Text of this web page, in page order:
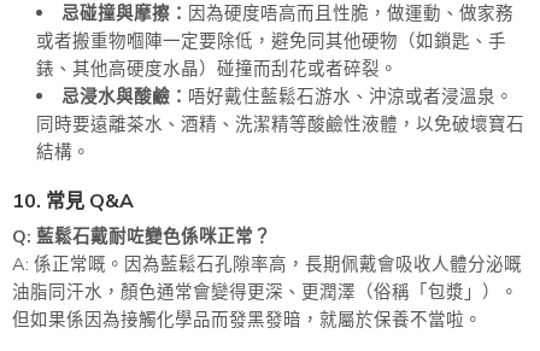
忌碰撞與摩擦： 因為硬度唔高而且性脆，做運動、做家務
或者搬重物嗰陣一定要除低，避免同其他硬物（如鎖匙、手
錶、其他高硬度水晶）碰撞而刮花或者碎裂。
忌浸水與酸鹼： 唔好戴住藍鬆石游水、沖涼或者浸溫泉。
同時要遠離茶水、酒精、洗潔精等酸鹼性液體，以免破壞寶石
結構。
10. 常見 Q&A
Q: 藍鬆石戴耐咗變色係咪正常？
A: 係正常嘅。因為藍鬆石孔隙率高，長期佩戴會吸收人體分泌嘅
油脂同汗水，顏色通常會變得更深、更潤澤（俗稱「包漿」）。
但如果係因為接觸化學品而發黑發暗，就屬於保養不當啦。